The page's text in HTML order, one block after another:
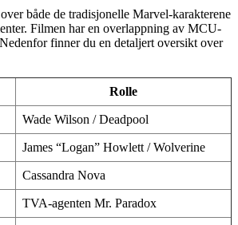
både de tradisjonelle Marvel-karakterene
Filmen har en overlappning av MCU-
finner du en detaljert oversikt over
Rolle
Wade Wilson / Deadpool
James “Logan” Howlett / Wolverine
Cassandra Nova
TVA-agenten Mr. Paradox